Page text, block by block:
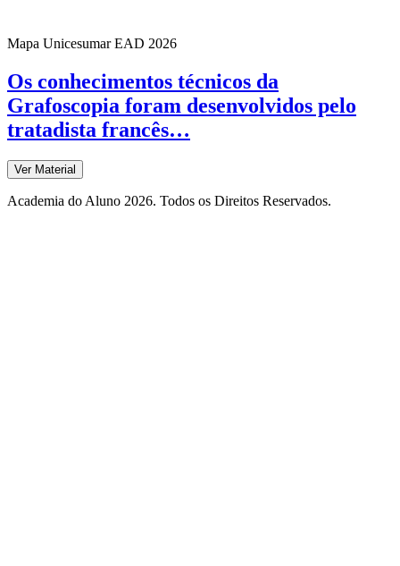
Mapa Unicesumar EAD 2026
Os conhecimentos técnicos da
Grafoscopia foram desenvolvidos pelo
tratadista francês…
Ver Material
Academia do Aluno 2026. Todos os Direitos Reservados.